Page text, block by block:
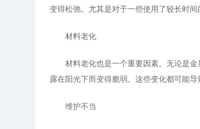
变得松弛。尤其是对于一些使用了较长时间
材料老化
材料老化也是一个重要因素。无论是金
露在阳光下而变得脆弱。这些变化都可能
维护不当